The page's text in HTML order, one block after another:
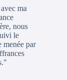
ma
nous
le
menée par